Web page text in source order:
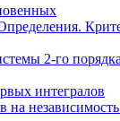
2-го
интегралов
на